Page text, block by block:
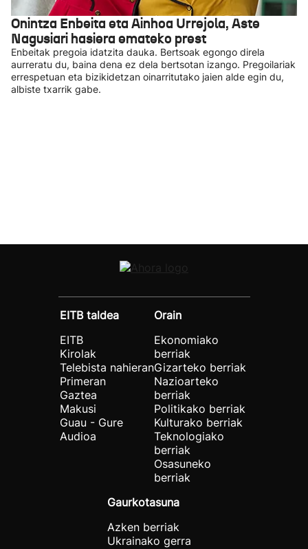
Onintza Enbeita eta Ainhoa Urrejola, Aste
Nagusiari hasiera emateko prest
Enbeitak pregoia idatzita dauka. Bertsoak egongo direla
aurreratu du, baina dena ez dela bertsotan izango. Pregoilariak
errespetuan eta bizikidetzan oinarritutako jaien alde egin du,
albiste txarrik gabe.
EITB taldea
EITB
Kirolak
Telebista nahieran
Primeran
Gaztea
Makusi
Guau - Gure
Audioa
Orain
Ekonomiako
berriak
Gizarteko berriak
Nazioarteko
berriak
Politikako berriak
Kulturako berriak
Teknologiako
berriak
Osasuneko
berriak
Gaurkotasuna
Azken berriak
Ukrainako gerra